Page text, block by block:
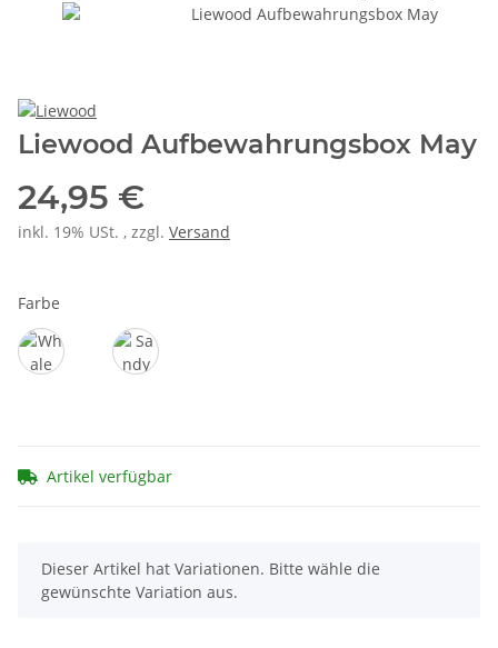
Liewood Aufbewahrungsbox May
24,95 €
inkl. 19% USt. , zzgl. Versand
Farbe
Artikel verfügbar
x
Dieser Artikel hat Variationen. Bitte wähle die
gewünschte Variation aus.